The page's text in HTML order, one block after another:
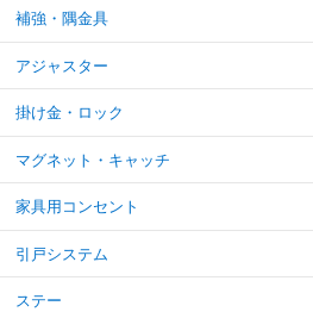
補強・隅金具
アジャスター
掛け金・ロック
マグネット・キャッチ
家具用コンセント
引戸システム
ステー